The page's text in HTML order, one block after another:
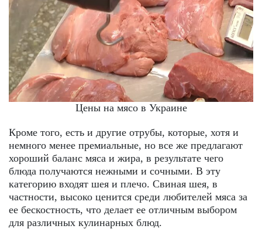
Цены на мясо в Украине
Кроме того, есть и другие отрубы, которые, хотя и
немного менее премиальные, но все же предлагают
хороший баланс мяса и жира, в результате чего
блюда получаются нежными и сочными. В эту
категорию входят шея и плечо. Свиная шея, в
частности, высоко ценится среди любителей мяса за
ее бескостность, что делает ее отличным выбором
для различных кулинарных блюд.